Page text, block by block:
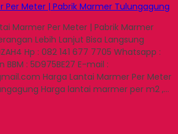
Per Meter | Pabrik Marmer Tulungagung
Marmer Per Meter | Pabrik Marmer
Lebih Lanjut Bisa Langsung
Hp : 082 141 677 7705 Whatsapp :
: 5D975BE27 E-mail :
Harga Lantai Marmer Per Meter
Harga lantai marmer per m2 ,…